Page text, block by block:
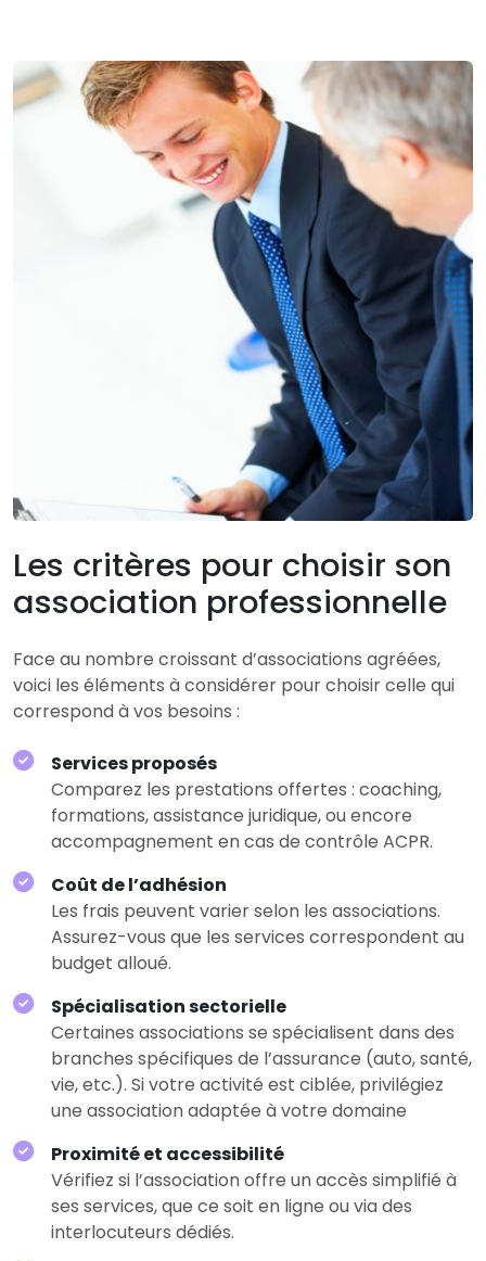
Les critères pour choisir son
association professionnelle
Face au nombre croissant d’associations agréées,
voici les éléments à considérer pour choisir celle qui
correspond à vos besoins :
Services proposés
Comparez les prestations offertes : coaching,
formations, assistance juridique, ou encore
accompagnement en cas de contrôle ACPR.
Coût de l’adhésion
Les frais peuvent varier selon les associations.
Assurez-vous que les services correspondent au
budget alloué.
Spécialisation sectorielle
Certaines associations se spécialisent dans des
branches spécifiques de l’assurance (auto, santé,
vie, etc.). Si votre activité est ciblée, privilégiez
une association adaptée à votre domaine
Proximité et accessibilité
Vérifiez si l’association offre un accès simplifié à
ses services, que ce soit en ligne ou via des
interlocuteurs dédiés.